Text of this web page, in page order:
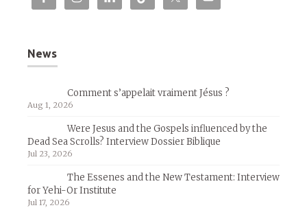
News
Comment s’appelait vraiment Jésus ?
Aug 1, 2026
Were Jesus and the Gospels influenced by the
Dead Sea Scrolls? Interview Dossier Biblique
Jul 23, 2026
The Essenes and the New Testament: Interview
for Yehi-Or Institute
Jul 17, 2026